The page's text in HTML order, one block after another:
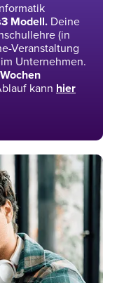
Modell. Deine
(in
Veranstaltung
im Unternehmen.
kann hier